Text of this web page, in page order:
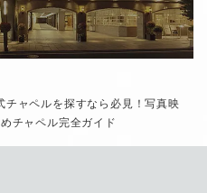
チャペルを探すなら必見！写真映
チャペル完全ガイド